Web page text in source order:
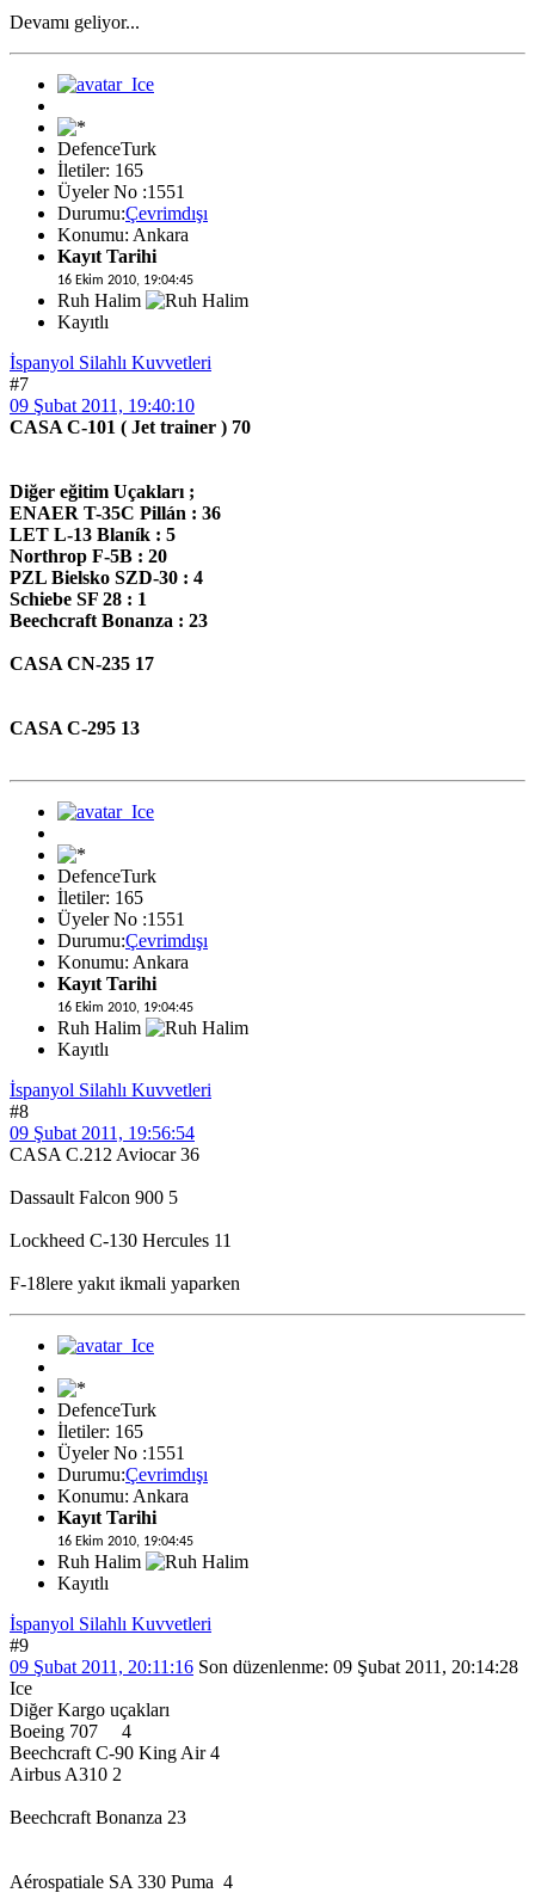
Devamı geliyor...
DefenceTurk
İletiler: 165
Üyeler No :1551
Durumu:Çevrimdışı
Konumu: Ankara
Kayıt Tarihi
16 Ekim 2010, 19:04:45
Ruh Halim
Kayıtlı
İspanyol Silahlı Kuvvetleri
#7
09 Şubat 2011, 19:40:10
CASA C-101 ( Jet trainer ) 70
Diğer eğitim Uçakları ;
ENAER T-35C Pillán : 36
LET L-13 Blaník : 5
Northrop F-5B : 20
PZL Bielsko SZD-30 : 4
Schiebe SF 28 : 1
Beechcraft Bonanza : 23
CASA CN-235 17
CASA C-295 13
DefenceTurk
İletiler: 165
Üyeler No :1551
Durumu:Çevrimdışı
Konumu: Ankara
Kayıt Tarihi
16 Ekim 2010, 19:04:45
Ruh Halim
Kayıtlı
İspanyol Silahlı Kuvvetleri
#8
09 Şubat 2011, 19:56:54
CASA C.212 Aviocar 36
Dassault Falcon 900 5
Lockheed C-130 Hercules 11
F-18lere yakıt ikmali yaparken
DefenceTurk
İletiler: 165
Üyeler No :1551
Durumu:Çevrimdışı
Konumu: Ankara
Kayıt Tarihi
16 Ekim 2010, 19:04:45
Ruh Halim
Kayıtlı
İspanyol Silahlı Kuvvetleri
#9
09 Şubat 2011, 20:11:16 Son düzenlenme: 09 Şubat 2011, 20:14:28
Ice
Diğer Kargo uçakları
Boeing 707 4
Beechcraft C-90 King Air 4
Airbus A310 2
Beechcraft Bonanza 23
Aérospatiale SA 330 Puma 4